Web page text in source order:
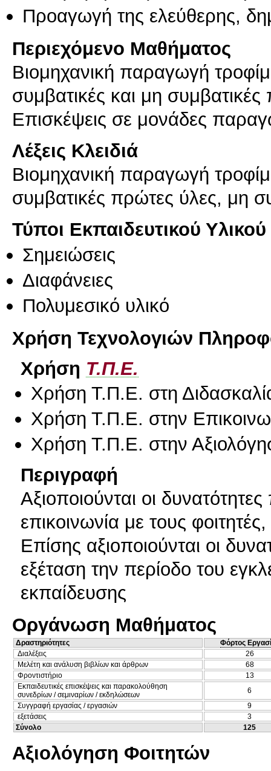
Προαγωγή της ελεύθερης,
Περιεχόμενο Μαθήματος
Βιομηχανική παραγωγή
συμβατικές και μη
Λέξεις Κλειδιά
Βιομηχανική παραγωγή
συμβατικές πρώτες ύλες, μη
Τύποι Εκπαιδευτικού Υλικού
Σημειώσεις
Διαφάνειες
Πολυμεσικό υλικό
Χρήση Τεχνολογιών
Χρήση Τ.Π.Ε.
Χρήση Τ.Π.Ε. στη
Χρήση Τ.Π.Ε. στην
Χρήση Τ.Π.Ε. στην
Περιγραφή
Αξιοποιούνται οι
επικοινωνία με τους
Επίσης αξιοποιούνται οι
εξέταση την περίοδο του
εκπαίδευσης
Οργάνωση Μαθήματος
Δραστηριότητες
Φόρτος
Διαλέξεις
26
Μελέτη και ανάλυση βιβλίων και άρθρων
68
Φροντιστήριο
13
Εκπαιδευτικές επισκέψεις και παρακολούθηση
συνεδρίων / σεμιναρίων / εκδηλώσεων
6
Συγγραφή εργασίας / εργασιών
9
εξετάσεις
3
Σύνολο
125
Αξιολόγηση Φοιτητών